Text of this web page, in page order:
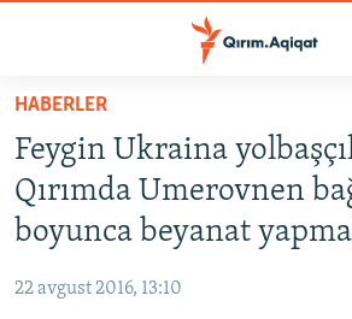
Esas
qaytmaq
Baş
navigatsiyağa
qaytmaq
Qıdıruvğa
qaytmaq
SİYASET
İQTİSADİYAT
MEDENİYET
HABERLER
Feygin Ukraina
Qırımda Umerovnen
boyunca beyanat
22 avgust 2016, 13:10